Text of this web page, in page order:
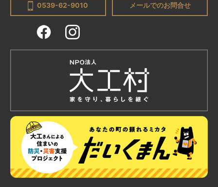
0539-62-9010 メールでのお問合せ